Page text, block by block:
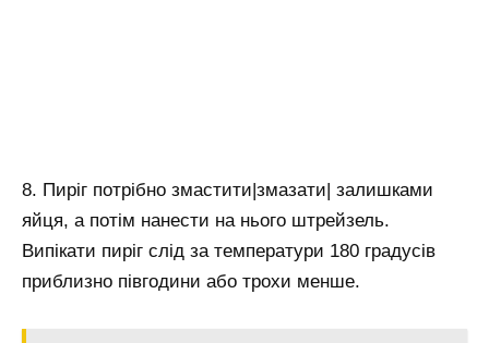
8. Пиріг потрібно змастити|змазати| залишками
яйця, а потім нанести на нього штрейзель.
Випікати пиріг слід за температури 180 градусів
приблизно півгодини або трохи менше.